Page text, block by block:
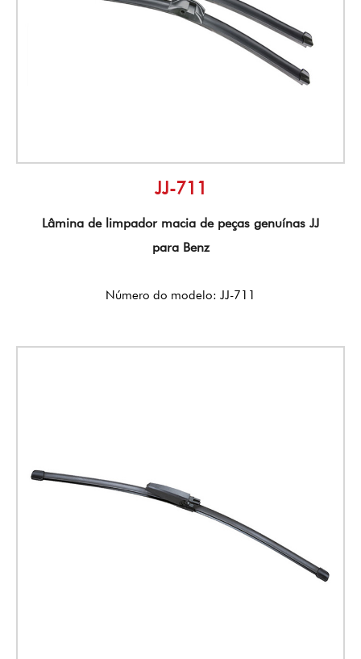
JJ-711
Lâmina de limpador macia de peças genuínas JJ
para Benz
Número do modelo: JJ-711